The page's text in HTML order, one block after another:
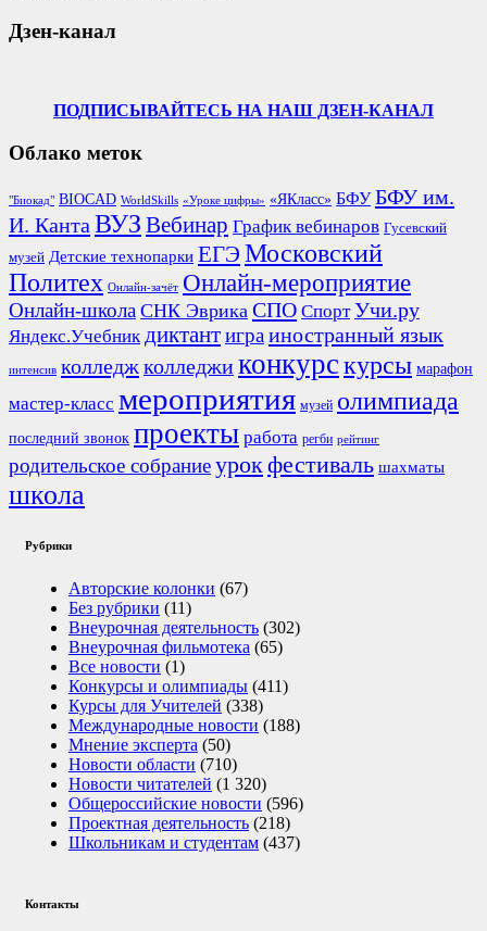
Дзен-канал
ПОДПИСЫВАЙТЕСЬ НА НАШ ДЗЕН-КАНАЛ
Облако меток
"Биокад" BIOCAD WorldSkills «Уроке цифры» «ЯКласс» БФУ БФУ им.
И. КантаВУЗ Вебинар График вебинаров Гусевский
музей Детские технопарки ЕГЭ Московский
Политех Онлайн-зачёт Онлайн-мероприятие
Онлайн-школа СНК Эврика СПО Спорт Учи.ру
Яндекс.Учебник диктантиграиностранный язык
интенсив колледжколледжиконкурскурсы марафон
мастер-класс мероприятия музей олимпиада
последний звонок проекты работа регби рейтинг
родительское собраниеурокфестиваль шахматы
школа
Рубрики
Авторские колонки (67)
Без рубрики (11)
Внеурочная деятельность (302)
Внеурочная фильмотека (65)
Все новости (1)
Конкурсы и олимпиады (411)
Курсы для Учителей (338)
Международные новости (188)
Мнение эксперта (50)
Новости области (710)
Новости читателей (1 320)
Общероссийские новости (596)
Проектная деятельность (218)
Школьникам и студентам (437)
Контакты